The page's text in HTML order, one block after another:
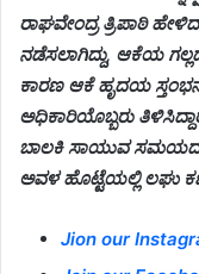
ರಾಘವೇಂದ್ರ ತ್ರಿಪಾಠಿ
ನಡೆಸಲಾಗಿದ್ದು, ಆಕೆಯ
ಕಾರಣ ಆಕೆ ಹೃದಯ
ಅಧಿಕಾರಿಯೊಬ್ಬರು
ಬಾಲಕಿ ಸಾಯುವ
ಅವಳ ಹೊಟ್ಟೆಯಲ್ಲಿ ಲಘು
Jion our